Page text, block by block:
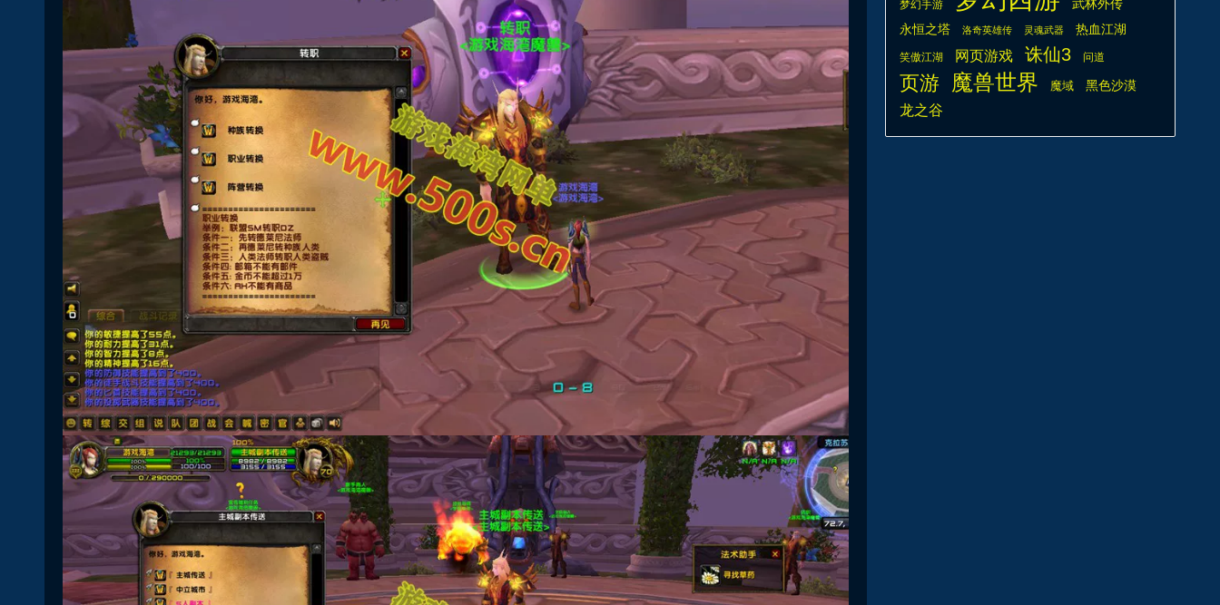
梦幻手游
武林外传
永恒之塔
洛奇英雄传 灵魂武器 热血江湖
笑傲江湖 网页游戏 诛仙3 问道
页游 魔兽世界 魔域 黑色沙漠
龙之谷